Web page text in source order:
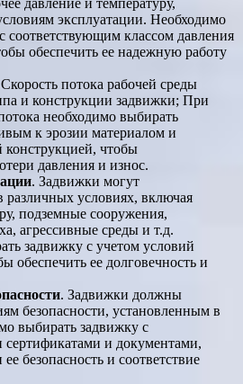
давление и температуру,
эксплуатации. Необходимо
соответствующим классом давления
обеспечить ее надежную работу
потока рабочей среды
и конструкции задвижки; При
необходимо выбирать
к эрозии материалом и
чтобы
давления и износ.
. Задвижки могут
различных условиях, включая
подземные сооружения,
агрессивные среды и т.д.
задвижку с учетом условий
обеспечить ее долговечность и
. Задвижки должны
безопасности, установленным в
выбирать задвижку с
и документами,
безопасность и соответствие